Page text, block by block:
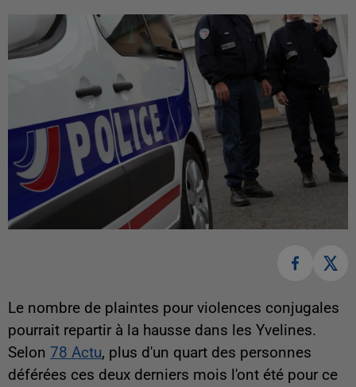
Le nombre de plaintes pour violences conjugales
pourrait repartir à la hausse dans les Yvelines.
Selon 78 Actu, plus d'un quart des personnes
déférées ces deux derniers mois l'ont été pour ce